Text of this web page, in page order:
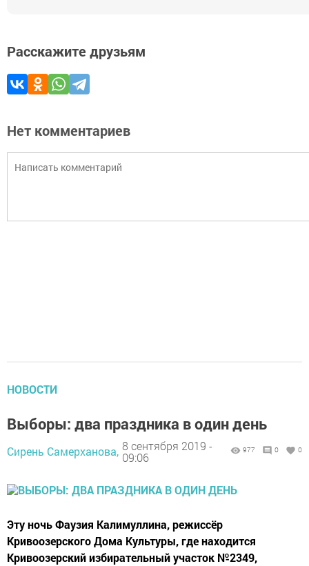
Расскажите друзьям
Нет комментариев
НОВОСТИ
Выборы: два праздника в один день
Сирень Самерханова, 8 сентября 2019 -
09:06
977 0 0
Эту ночь Фаузия Калимуллина, режиссёр
Кривоозерского Дома Культуры, где находится
Кривоозерский избирательный участок №2349,